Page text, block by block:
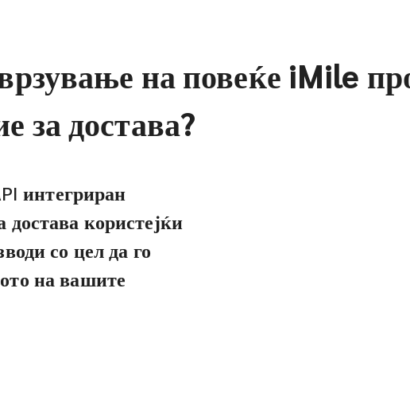
на повеќе iMile
за достава?
интегриран
достава користејќи
со цел да го
на вашите